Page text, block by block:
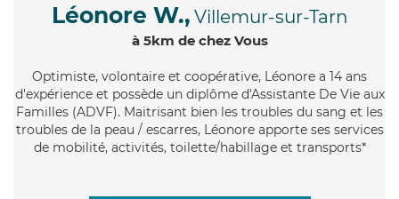
Léonore W., Villemur-sur-Tarn
à 5km de chez Vous
Optimiste, volontaire et coopérative, Léonore a 14 ans
d'expérience et possède un diplôme d'Assistante De Vie aux
Familles (ADVF). Maitrisant bien les troubles du sang et les
troubles de la peau / escarres, Léonore apporte ses services
de mobilité, activités, toilette/habillage et transports*